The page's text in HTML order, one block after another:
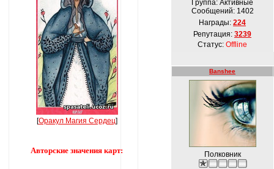
[Оракул Магия Сердец]
Авторские значения карт:
Группа: Активные
Сообщений: 1402
Награды: 224
Репутация: 3239
Статус: Offline
Banshee
Полковник